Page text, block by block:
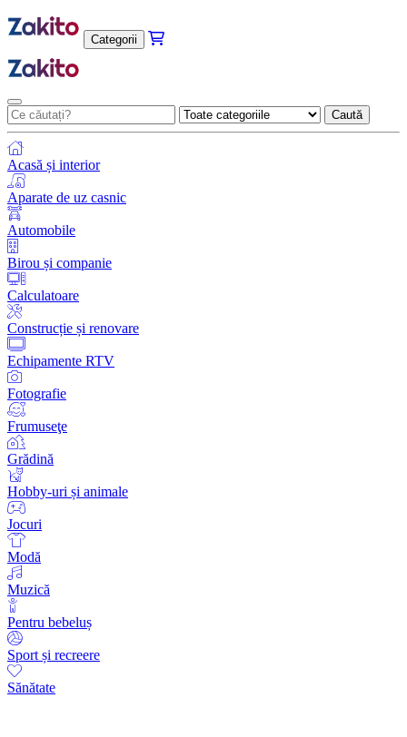
Categorii
Caută
Acasă și interior
Aparate de uz casnic
Automobile
Birou și companie
Calculatoare
Construcție și renovare
Echipamente RTV
Fotografie
Frumuseţe
Grădină
Hobby-uri și animale
Jocuri
Modă
Muzică
Pentru bebeluș
Sport și recreere
Sănătate